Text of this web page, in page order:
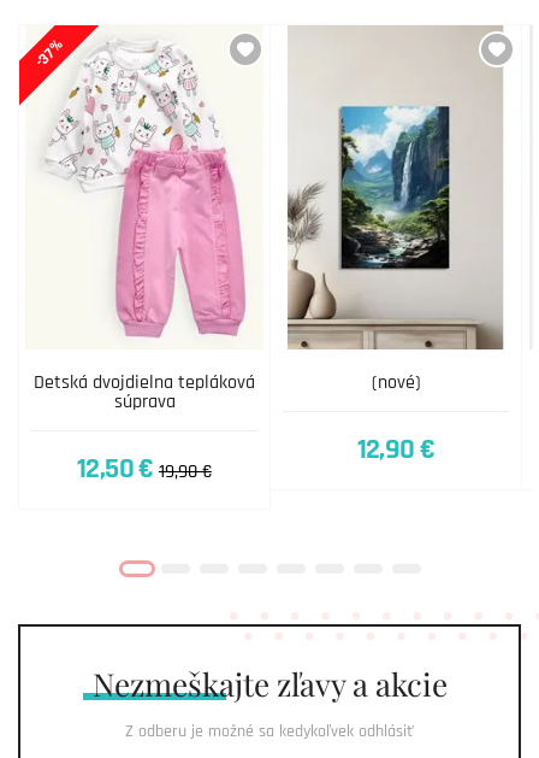
Detská dvojdielna tepláková
súprava
-37%
12,50 € 19,90 €
(nové)
12,90 €
Nezmeškajte zľavy a akcie
Z odberu je možné sa kedykoľvek odhlásiť